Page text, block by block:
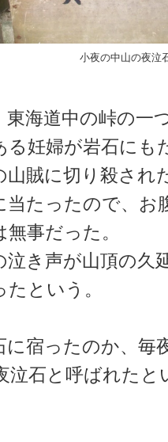
小夜の中山の夜泣
東海道中の峠の一
る妊婦が岩石にも
山賊に切り殺され
当たったので、お
事だった。
泣き声が山頂の久
という。
に宿ったのか、毎
泣石と呼ばれたと